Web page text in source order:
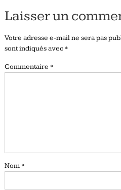
Laisser un
Votre adresse e-mail ne sera pas
sont indiqués avec *
Commentaire *
Nom *